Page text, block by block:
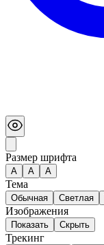
Размер шрифта
А A A
Тема
Обычная Светлая
Изображения
Показать Скрыть
Трекинг